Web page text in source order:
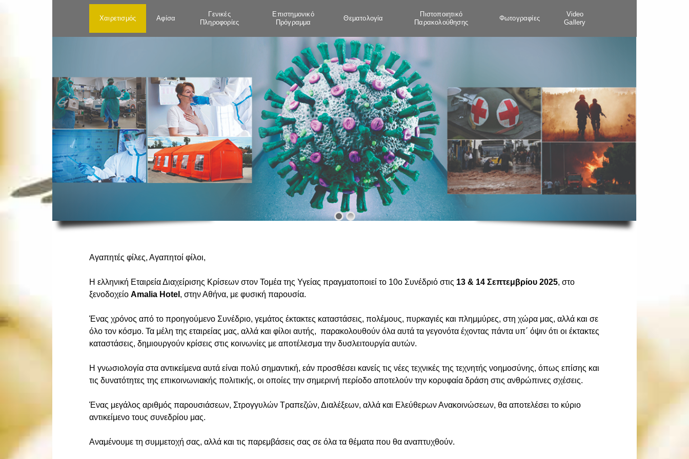
Χαιρετισμός Αφίσα
Γενικές
Πληροφορίες
Επιστημονικό
Πρόγραμμα
Θεματολογία
Πιστοποιητικό
Παρακολούθησης
Φωτογραφίες
Video
Gallery
Αγαπητές φίλες, Αγαπητοί φίλοι,
Η ελληνική Εταιρεία Διαχείρισης Κρίσεων στον Τομέα της Υγείας πραγματοποιεί το 10ο Συνέδριό στις 13 & 14 Σεπτεμβρίου 2025, στο
ξενοδοχείο Amalia Hotel , στην Αθήνα, με φυσική παρουσία.
Ένας χρόνος από το προηγούμενο Συνέδριο, γεμάτος έκτακτες καταστάσεις, πολέμους, πυρκαγιές και πλημμύρες, στη χώρα μας, αλλά και σε
όλο τον κόσμο. Τα μέλη της εταιρείας μας, αλλά και φίλοι αυτής, παρακολουθούν όλα αυτά τα γεγονότα έχοντας πάντα υπ΄ όψιν ότι οι έκτακτες
καταστάσεις, δημιουργούν κρίσεις στις κοινωνίες με αποτέλεσμα την δυσλειτουργία αυτών.
Η γνωσιολογία στα αντικείμενα αυτά είναι πολύ σημαντική, εάν προσθέσει κανείς τις νέες τεχνικές της τεχνητής νοημοσύνης, όπως επίσης και
τις δυνατότητες της επικοινωνιακής πολιτικής, οι οποίες την σημερινή περίοδο αποτελούν την κορυφαία δράση στις ανθρώπινες σχέσεις.
Ένας μεγάλος αριθμός παρουσιάσεων, Στρογγυλών Τραπεζών, Διαλέξεων, αλλά και Ελεύθερων Ανακοινώσεων, θα αποτελέσει το κύριο
αντικείμενο τους συνεδρίου μας.
Αναμένουμε τη συμμετοχή σας, αλλά και τις παρεμβάσεις σας σε όλα τα θέματα που θα αναπτυχθούν.